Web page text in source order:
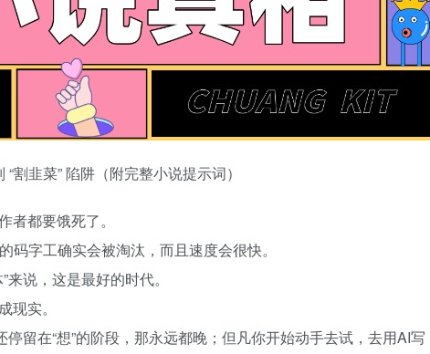
割韭菜” 陷阱（附完整小说提示词）
都要饿死了。
字工确实会被淘汰，而且速度会很快。
说，这是最好的时代。
实。
留在“想”的阶段，那永远都晚；但凡你开始动手去试，去用AI写